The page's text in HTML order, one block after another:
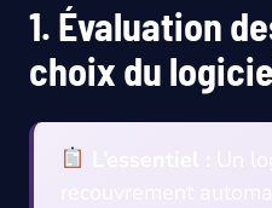
1. Évaluation
choix du
Un
recouvrement